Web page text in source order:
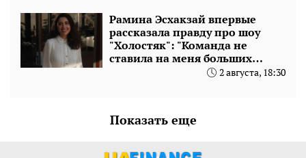
Рамина Эсхакзай впервые
рассказала правду про шоу
"Холостяк": "Команда не
ставила на меня больших
2 августа, 18:30
Показать еще